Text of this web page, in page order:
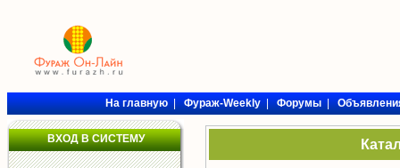
На главную|Фураж-Weekly|Форумы|
ВХОД В СИСТЕМУ